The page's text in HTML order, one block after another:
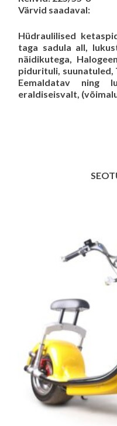
Värvid saadaval:
Hüdraulilised
taga sadula all,
näidikutega,
pidurituli, suunatuled,
Eemaldatav ning
eraldiseisvalt,